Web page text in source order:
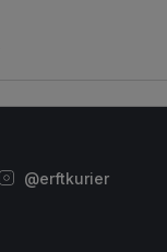
@erftkurier